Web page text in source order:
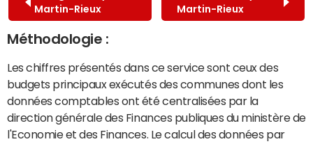
Martin-Rieux
Martin-Rieux
Méthodologie :
Les chiffres présentés dans ce service sont ceux des
budgets principaux exécutés des communes dont les
données comptables ont été centralisées par la
direction générale des Finances publiques du ministère de
l'Economie et des Finances. Le calcul des données par